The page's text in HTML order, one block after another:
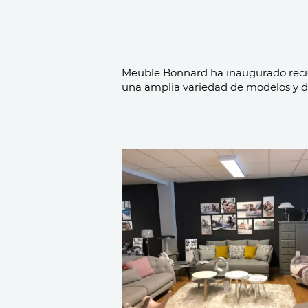
Meuble Bonnard ha inaugurado
una amplia variedad de modelos y